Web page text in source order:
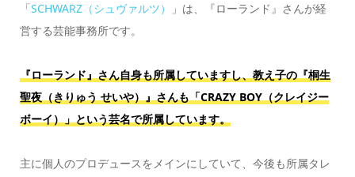
「SCHWARZ（シュヴァルツ）
」は、『ローランド』さんが経
営する芸能事務所です。
『ローランド』さん自身も所属していますし、教え子の『桐生
聖夜（きりゅう せいや）』さんも「CRAZY BOY（クレイジー
ボーイ）」という芸名で所属しています。
主に個人のプロデュースをメインにしていて、今後も所属タレ